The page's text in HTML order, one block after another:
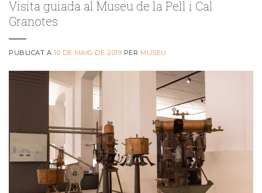
Visita guiada al Museu de la Pell i Cal
Granotes
PUBLICAT A10 DE MAIG DE 2019 PER MUSEU